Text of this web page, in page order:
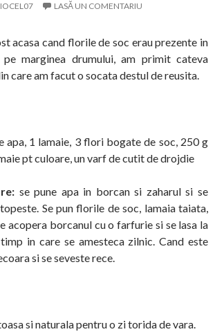
LASĂ UN COMENTARIU
acasa cand florile de soc erau prezente in
marginea drumului, am primit cateva
care am facut o socata destul de reusita.
apa, 1 lamaie, 3 flori bogate de soc, 250 g
pt culoare, un varf de cutit de drojdie
se pune apa in borcan si zaharul si se
Se pun florile de soc, lamaia taiata,
acopera borcanul cu o farfurie si se lasa la
in care se amesteca zilnic. Cand este
si se seveste rece.
si naturala pentru o zi torida de vara.